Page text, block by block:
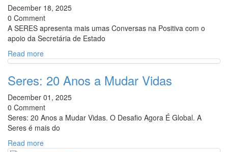
December 18, 2025
0 Comment
A SERES apresenta mais umas Conversas na Positiva com o
apoio da Secretária de Estado
Read more
Seres: 20 Anos a Mudar Vidas
December 01, 2025
0 Comment
Seres: 20 Anos a Mudar Vidas. O Desafio Agora É Global. A
Seres é mais do
Read more